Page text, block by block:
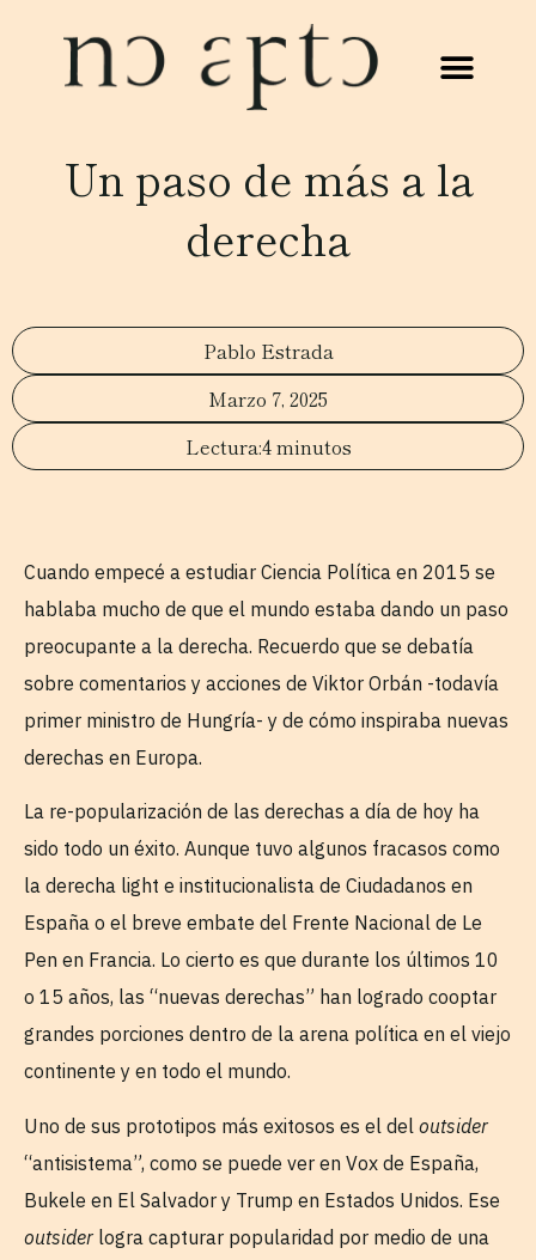
Un paso de más a la
derecha
Pablo Estrada
Marzo 7, 2025
4 minutos
Cuando empecé a estudiar Ciencia Política en 2015 se
hablaba mucho de que el mundo estaba dando un paso
preocupante a la derecha. Recuerdo que se debatía
sobre comentarios y acciones de Viktor Orbán -todavía
primer ministro de Hungría- y de cómo inspiraba nuevas
derechas en Europa.
La re-popularización de las derechas a día de hoy ha
sido todo un éxito. Aunque tuvo algunos fracasos como
la derecha light e institucionalista de Ciudadanos en
España o el breve embate del Frente Nacional de Le
Pen en Francia. Lo cierto es que durante los últimos 10
o 15 años, las “nuevas derechas” han logrado cooptar
grandes porciones dentro de la arena política en el viejo
continente y en todo el mundo.
Uno de sus prototipos más exitosos es el del outsider
“antisistema”, como se puede ver en Vox de España,
Bukele en El Salvador y Trump en Estados Unidos. Ese
outsider logra capturar popularidad por medio de una